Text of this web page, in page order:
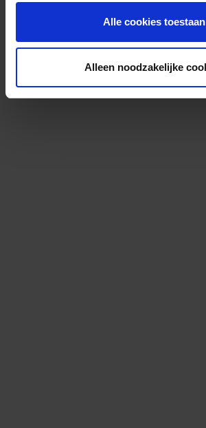
Alle cookies toestaan
Alleen noodzakelijke